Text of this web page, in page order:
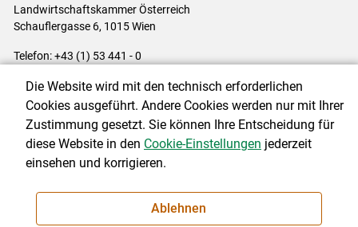
Landwirtschaftskammer Österreich
Schauflergasse 6, 1015 Wien
Telefon:+43 (1) 53 441 - 0
Impressum|Kontakt|Login für Berater|Datenschutzerklärung|
Barrierefreiheit
Cookie-Einstellungen
NEWSLETTER
Die Website wird mit den technisch erforderlichen
Cookies ausgeführt. Andere Cookies werden nur mit Ihrer
Zustimmung gesetzt. Sie können Ihre Entscheidung für
diese Website in den Cookie-Einstellungen jederzeit
einsehen und korrigieren.
Ablehnen